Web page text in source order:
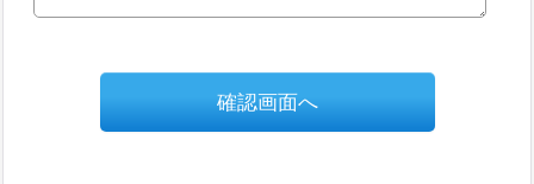
確認画面へ